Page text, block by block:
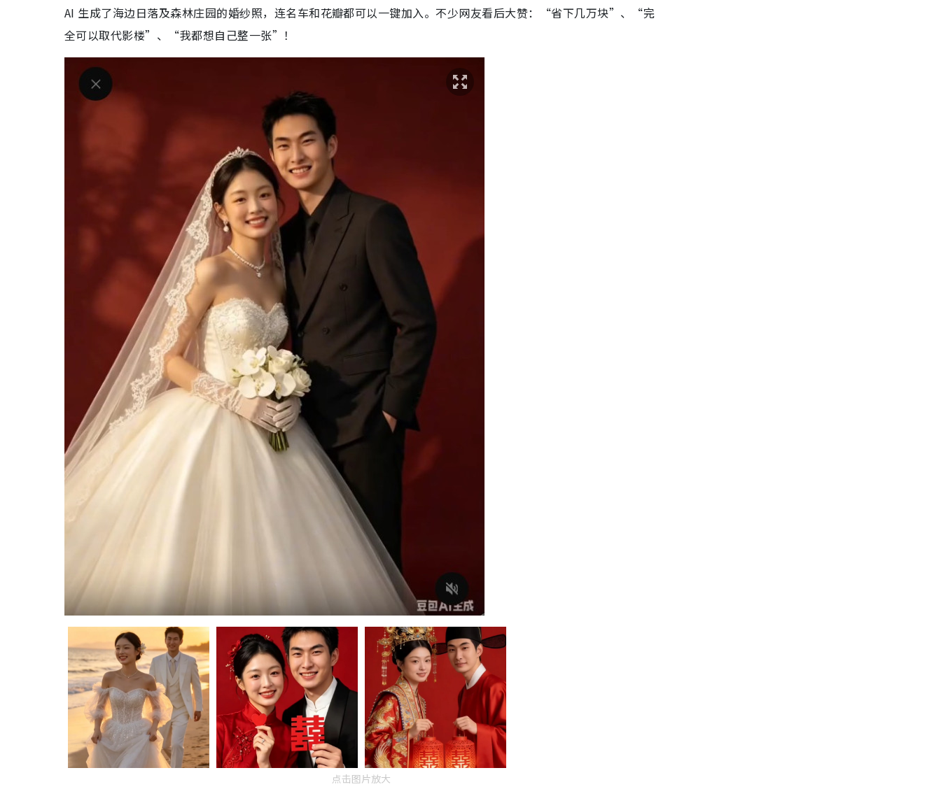
AI 生成了海边日落及森林庄园的婚纱照，连名车和花瓣都可以一键加入。不少网友看后大赞：“省下几万块”、“完
全可以取代影楼”、“我都想自己整一张”！
点击图片放大